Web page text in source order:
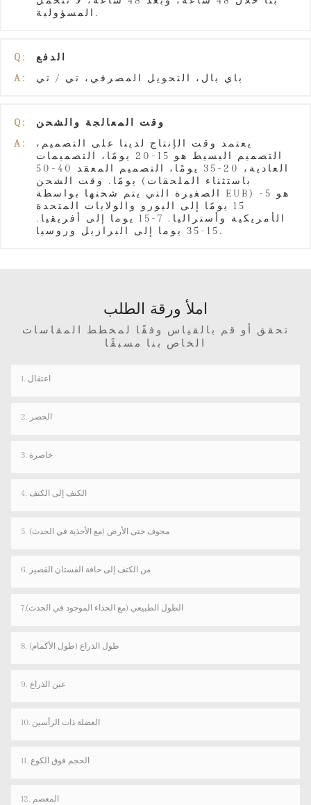
المسؤولية.
Q:
A:
باي بال، التحويل المصرفي، تي / تي
Q:
A:
يعتمد وقت الإنتاج لدينا على التصميم،
التصميم البسيط هو 15-20 يومًا، التصميمات
العادية، 20-35 يومًا، التصميم المعقد 40-50
يومًا. وقت الشحن (باستثناء الملحقات
الصغيرة التي يتم شحنها بواسطة EUB) هو 5-
15 يومًا إلى اليورو والولايات المتحدة
الأمريكية وأستراليا. 7-15 يوما إلى أفريقيا.
15-35 يوما إلى البرازيل وروسيا.
املأ ورقة الطلب
تحقق أو قم بالقياس وفقًا لمخطط المقاسات
الخاص بنا مسبقًا
1. اعتقال
2. الخصر
3. خاصرة
4. الكتف إلى الكتف
5. مجوف حتى الأرض (مع الأحذية في الحدث)
6. من الكتف إلى حافة الفستان القصير
7.الطول الطبيعي (مع الحذاء الموجود في الحدث)
8. طول الذراع (طول الأكمام)
9. عين الذراع
10. العضلة ذات الرأسين
11. الحجم فوق الكوع
12. المعصم